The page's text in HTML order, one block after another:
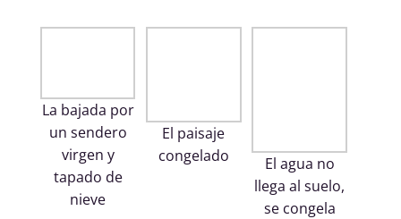
La bajada por
un sendero
virgen y
tapado de
nieve
El paisaje
congelado
El agua no
llega al suelo,
se congela